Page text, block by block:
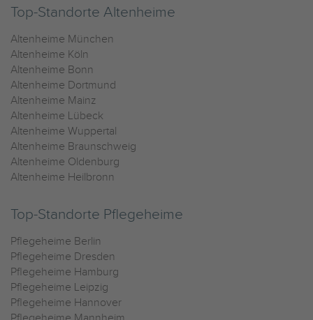
Top-Standorte Altenheime
Altenheime München
Altenheime Köln
Altenheime Bonn
Altenheime Dortmund
Altenheime Mainz
Altenheime Lübeck
Altenheime Wuppertal
Altenheime Braunschweig
Altenheime Oldenburg
Altenheime Heilbronn
Top-Standorte Pflegeheime
Pflegeheime Berlin
Pflegeheime Dresden
Pflegeheime Hamburg
Pflegeheime Leipzig
Pflegeheime Hannover